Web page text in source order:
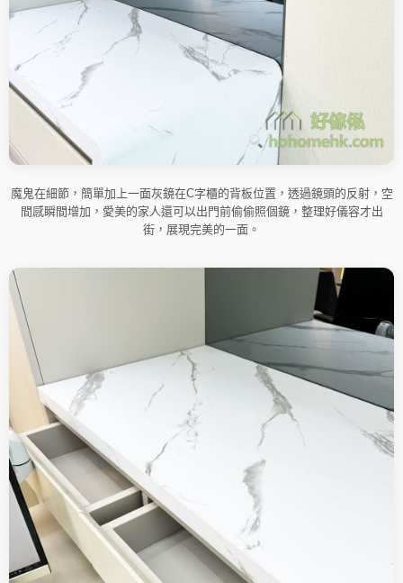
魔鬼在細節，簡單加上一面灰鏡在C字櫃的背板位置，透過鏡頭的反射，空
間感瞬間增加，愛美的家人還可以出門前偷偷照個鏡，整理好儀容才出
街，展現完美的一面。